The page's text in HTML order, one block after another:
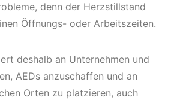
denn der Herzstillstand
Öffnungs- oder Arbeitszeiten.
deshalb an Unternehmen und
AEDs anzuschaffen und an
Orten zu platzieren, auch